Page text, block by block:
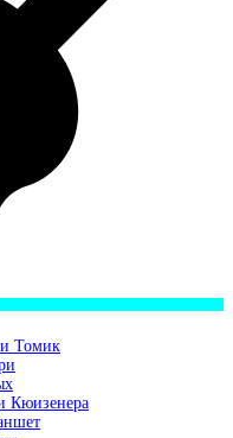
Томик
Кюизенера